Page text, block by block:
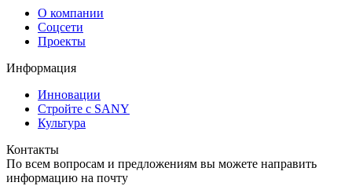
О компании
Соцсети
Проекты
Информация
Инновации
Стройте с SANY
Культура
Контакты
По всем вопросам и предложениям вы можете направить
информацию на почту